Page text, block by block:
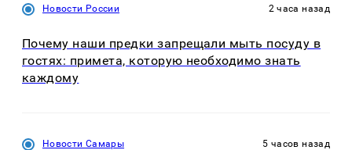
Новости России 2 часа назад
Почему наши предки запрещали мыть посуду в
гостях: примета, которую необходимо знать
каждому
Новости Самары 5 часов назад